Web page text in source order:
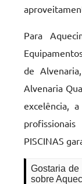
Para
de
Alvenaria
excelência,
PISCINAS
Gostaria
sobre